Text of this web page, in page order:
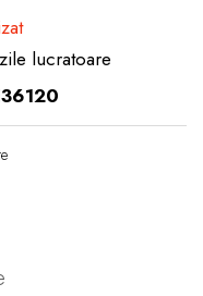
lucratoare